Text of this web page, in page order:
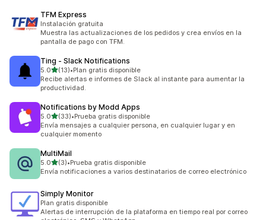
TFM Express
Instalación gratuita
Muestra las actualizaciones de los pedidos y crea envíos en la
pantalla de pago con TFM.
Ting ‑ Slack Notifications
5.0de 5 estrellas
(13)
13 reseñas en total
•Plan gratis disponible
Recibe alertas e informes de Slack al instante para aumentar la
productividad.
Notifications by Modd Apps
5.0de 5 estrellas
(33)
33 reseñas en total
•Prueba gratis disponible
Envía mensajes a cualquier persona, en cualquier lugar y en
cualquier momento
MultiMail
5.0de 5 estrellas
(3)
3 reseñas en total
•Prueba gratis disponible
Envía notificaciones a varios destinatarios de correo electrónico
Simply Monitor
Plan gratis disponible
Alertas de interrupción de la plataforma en tiempo real por correo